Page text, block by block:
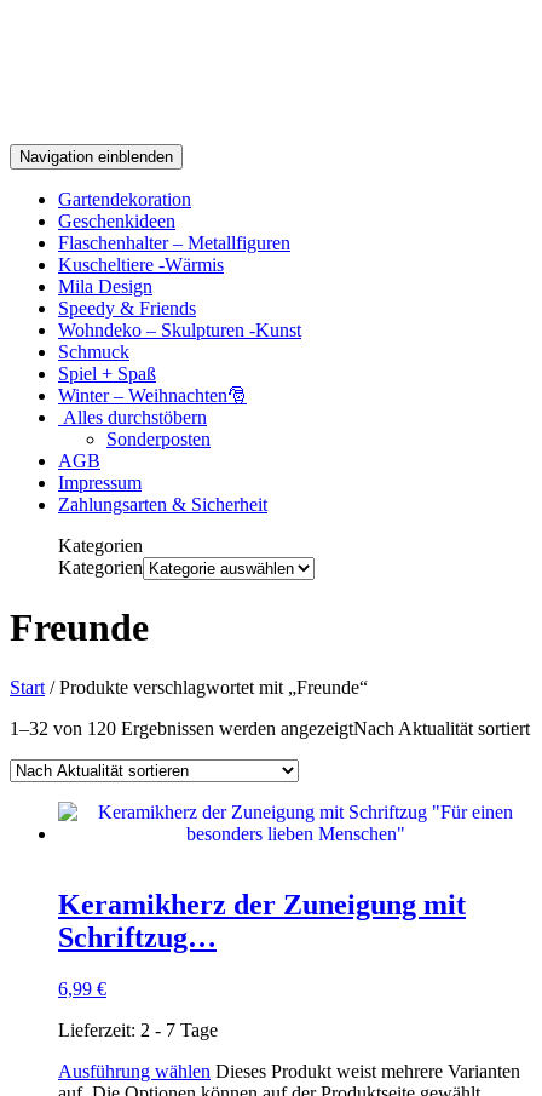
Navigation einblenden
Gartendekoration
Geschenkideen
Flaschenhalter – Metallfiguren
Kuscheltiere -Wärmis
Mila Design
Speedy & Friends
Wohndeko – Skulpturen -Kunst
Schmuck
Spiel + Spaß
Winter – Weihnachten🎅
Alles durchstöbern
Sonderposten
AGB
Impressum
Zahlungsarten & Sicherheit
Kategorien
Kategorien
Freunde
Start / Produkte verschlagwortet mit „Freunde“
1–32 von 120 Ergebnissen werden angezeigtNach Aktualität sortiert
Keramikherz der Zuneigung mit
Schriftzug…
6,99 €
Lieferzeit: 2 - 7 Tage
Ausführung wählen Dieses Produkt weist mehrere Varianten